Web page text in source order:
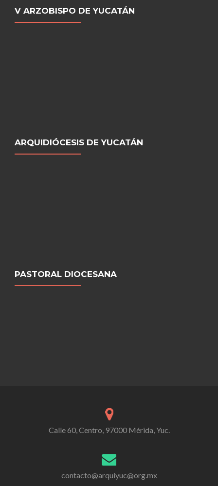
V ARZOBISPO DE YUCATÁN
ARQUIDIÓCESIS DE YUCATÁN
PASTORAL DIOCESANA
Calle 60, Centro, 97000 Mérida, Yuc.
contacto@arquiyuc@org.mx